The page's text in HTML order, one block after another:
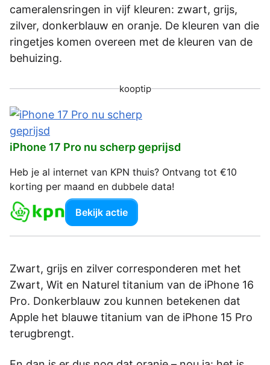
cameralensringen in vijf kleuren: zwart, grijs,
zilver, donkerblauw en oranje. De kleuren van die
ringetjes komen overeen met de kleuren van de
behuizing.
kooptip
iPhone 17 Pro nu scherp geprijsd
Heb je al internet van KPN thuis? Ontvang tot €10
korting per maand en dubbele data!
Bekijk actie
Zwart, grijs en zilver corresponderen met het
Zwart, Wit en Naturel titanium van de iPhone 16
Pro. Donkerblauw zou kunnen betekenen dat
Apple het blauwe titanium van de iPhone 15 Pro
terugbrengt.